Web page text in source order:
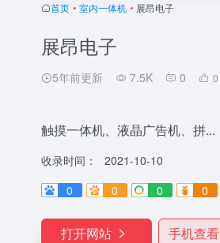
首页 • 室内一体机 • 展昂电子
展昂电子
5年前更新 7.5K 0 0
触摸一体机、液晶广告机、拼...
收录时间：
2021-10-10
0
0 0 0
打开网站 手机查看